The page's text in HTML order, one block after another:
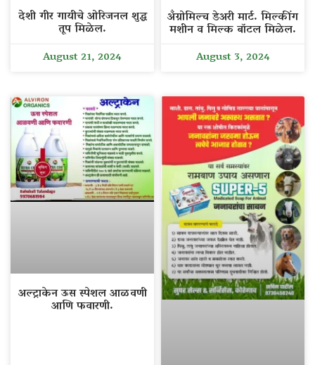
देशी गीर गायीचे ओरिजनल शुद्ध
तूप मिळेल.
August 21, 2024
अँग्रोमिल्च डेअरी मार्ट. मिल्कींग
मशीन व मिल्क बॉटल मिळेल.
August 3, 2024
अल्ट्राकेन ऊस स्पेशल आळवणी
आणि फवारणी.